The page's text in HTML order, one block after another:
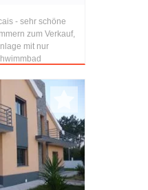
- sehr schöne
zum Verkauf,
mit nur